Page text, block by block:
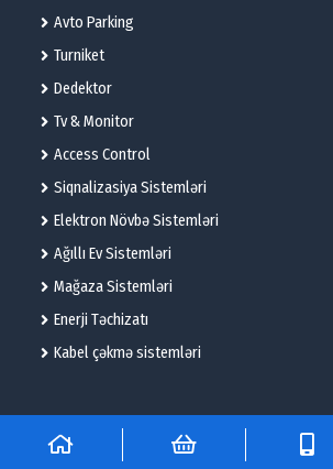
Avto Parking
Turniket
Dedektor
Tv & Monitor
Access Control
Siqnalizasiya Sistemləri
Elektron Növbə Sistemləri
Ağıllı Ev Sistemləri
Mağaza Sistemləri
Enerji Təchizatı
Kabel çəkmə sistemləri
© 2025 – Flame Technologies